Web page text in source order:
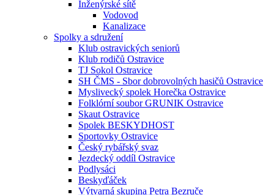
Inženýrské sítě
Vodovod
Kanalizace
Spolky a sdružení
Klub ostravických seniorů
Klub rodičů Ostravice
TJ Sokol Ostravice
SH ČMS - Sbor dobrovolných hasičů Ostravice
Myslivecký spolek Horečka Ostravice
Folklórní soubor GRUNIK Ostravice
Skaut Ostravice
Spolek BESKYDHOST
Sportovky Ostravice
Český rybářský svaz
Jezdecký oddíl Ostravice
Podlysáci
Beskyďáček
Výtvarná skupina Petra Bezruče